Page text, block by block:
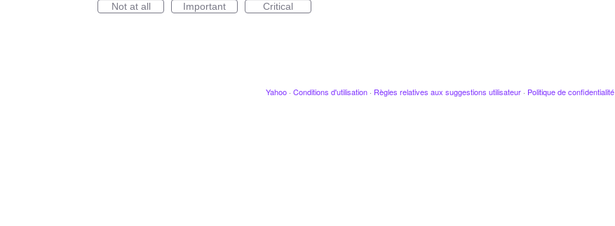
Not at all Important Critical
Yahoo · Conditions d'utilisation · Règles relatives aux suggestions utilisateur · Politique de confidentialité